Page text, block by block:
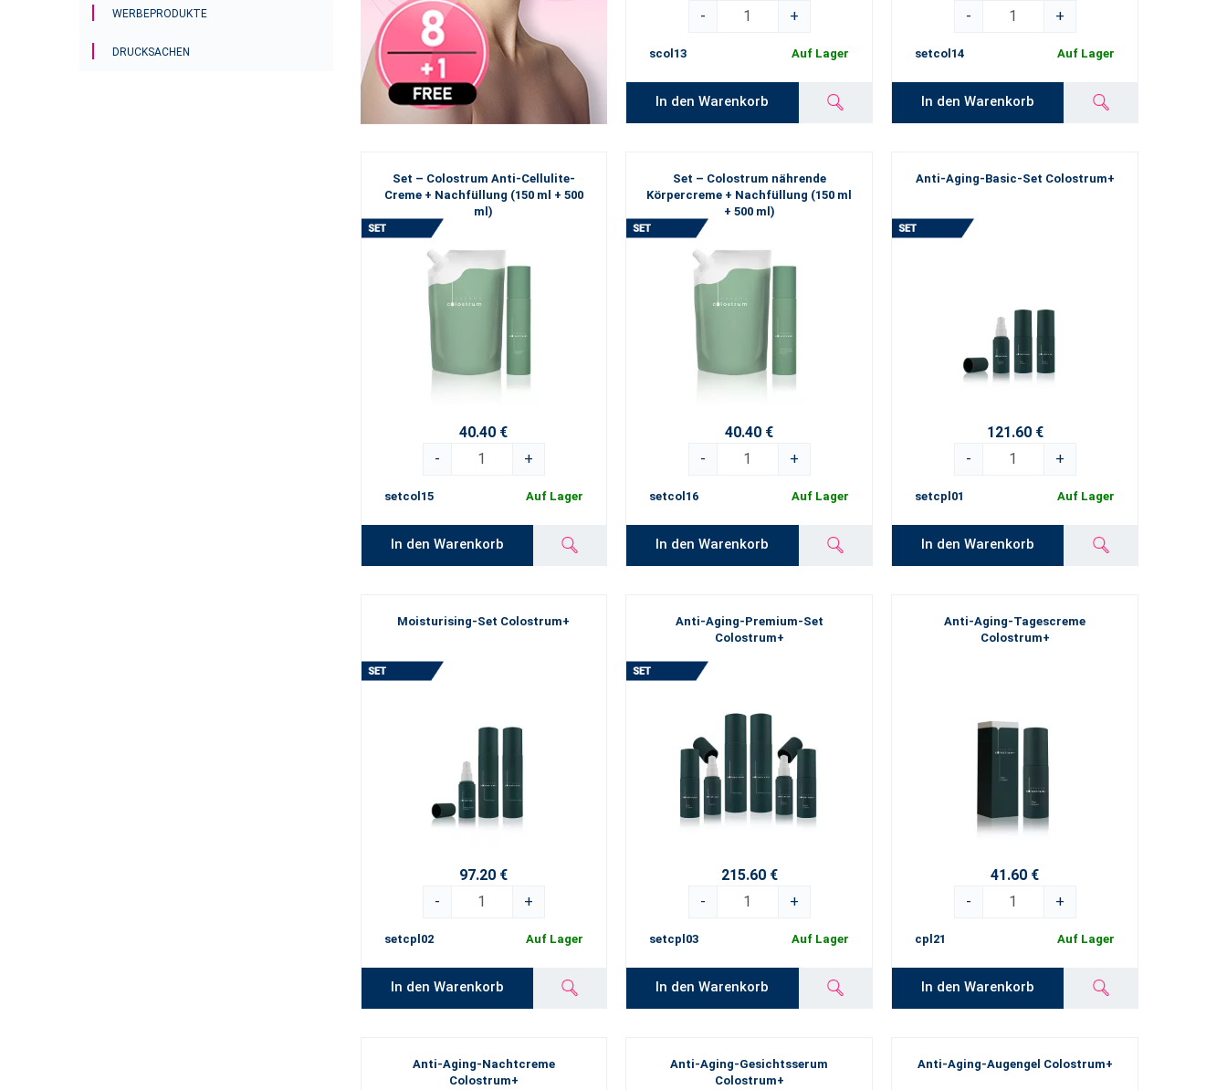
WERBEPRODUKTE
DRUCKSACHEN
-
+
scol13 Auf Lager
In den Warenkorb
-
+
setcol14 Auf Lager
In den Warenkorb
Set – Colostrum Anti-Cellulite-
Creme + Nachfüllung (150 ml + 500
ml)
40.40 €
-
+
setcol15 Auf Lager
In den Warenkorb
Set – Colostrum nährende
Körpercreme + Nachfüllung (150 ml
+ 500 ml)
40.40 €
-
+
setcol16 Auf Lager
In den Warenkorb
Anti-Aging-Basic-Set Colostrum+
121.60 €
-
+
setcpl01 Auf Lager
In den Warenkorb
Moisturising-Set Colostrum+
97.20 €
-
+
setcpl02 Auf Lager
In den Warenkorb
Anti-Aging-Premium-Set
Colostrum+
215.60 €
-
+
setcpl03 Auf Lager
In den Warenkorb
Anti-Aging-Tagescreme
Colostrum+
41.60 €
-
+
cpl21 Auf Lager
In den Warenkorb
Anti-Aging-Nachtcreme
Colostrum+
Anti-Aging-Gesichtsserum
Colostrum+
Anti-Aging-Augengel Colostrum+